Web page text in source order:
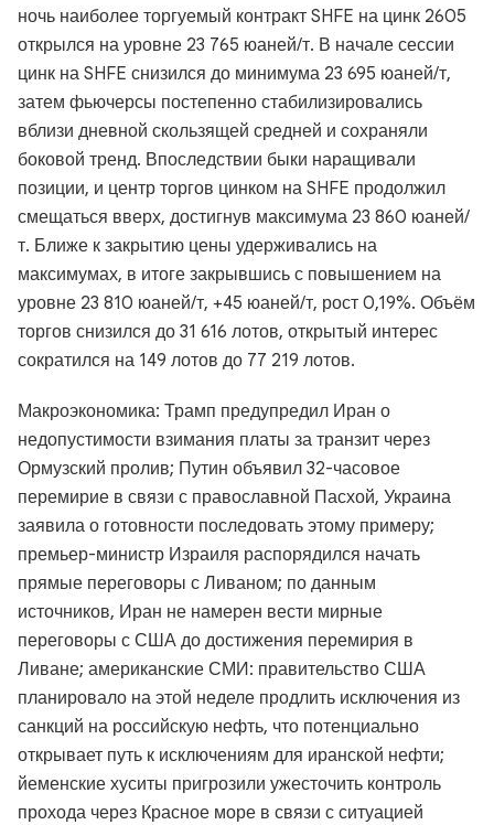
ночь наиболее торгуемый контракт SHFE на цинк 2605
открылся на уровне 23 765 юаней/т. В начале сессии
цинк на SHFE снизился до минимума 23 695 юаней/т,
затем фьючерсы постепенно стабилизировались
вблизи дневной скользящей средней и сохраняли
боковой тренд. Впоследствии быки наращивали
позиции, и центр торгов цинком на SHFE продолжил
смещаться вверх, достигнув максимума 23 860 юаней/
т. Ближе к закрытию цены удерживались на
максимумах, в итоге закрывшись с повышением на
уровне 23 810 юаней/т, +45 юаней/т, рост 0,19%. Объём
торгов снизился до 31 616 лотов, открытый интерес
сократился на 149 лотов до 77 219 лотов.
Макроэкономика: Трамп предупредил Иран о
недопустимости взимания платы за транзит через
Ормузский пролив; Путин объявил 32-часовое
перемирие в связи с православной Пасхой, Украина
заявила о готовности последовать этому примеру;
премьер-министр Израиля распорядился начать
прямые переговоры с Ливаном; по данным
источников, Иран не намерен вести мирные
переговоры с США до достижения перемирия в
Ливане; американские СМИ: правительство США
планировало на этой неделе продлить исключения из
санкций на российскую нефть, что потенциально
открывает путь к исключениям для иранской нефти;
йеменские хуситы пригрозили ужесточить контроль
прохода через Красное море в связи с ситуацией